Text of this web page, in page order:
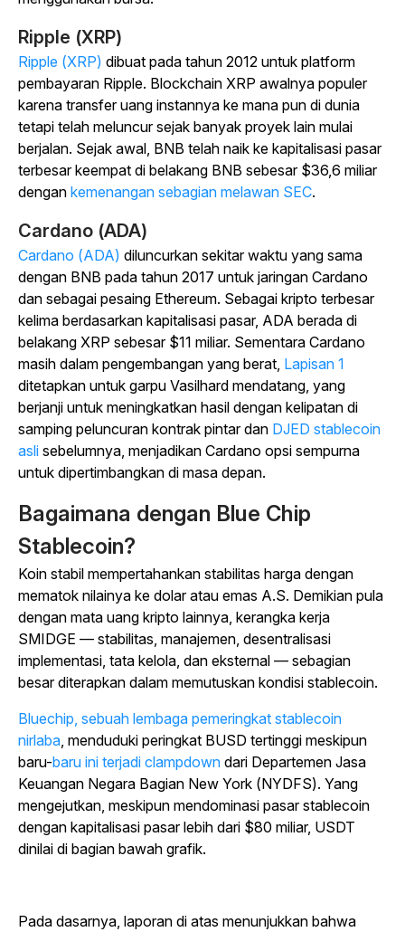
Ripple (XRP)
Ripple (XRP) dibuat pada tahun 2012 untuk platform
pembayaran Ripple. Blockchain XRP awalnya populer
karena transfer uang instannya ke mana pun di dunia
tetapi telah meluncur sejak banyak proyek lain mulai
berjalan. Sejak awal, BNB telah naik ke kapitalisasi pasar
terbesar keempat di belakang BNB sebesar $36,6 miliar
dengan kemenangan sebagian melawan SEC.
Cardano (ADA)
Cardano (ADA) diluncurkan sekitar waktu yang sama
dengan BNB pada tahun 2017 untuk jaringan Cardano
dan sebagai pesaing Ethereum. Sebagai kripto terbesar
kelima berdasarkan kapitalisasi pasar, ADA berada di
belakang XRP sebesar $11 miliar. Sementara Cardano
masih dalam pengembangan yang berat, Lapisan 1
ditetapkan untuk garpu Vasilhard mendatang, yang
berjanji untuk meningkatkan hasil dengan kelipatan di
samping peluncuran kontrak pintar dan DJED stablecoin
asli sebelumnya, menjadikan Cardano opsi sempurna
untuk dipertimbangkan di masa depan.
Bagaimana dengan Blue Chip
Stablecoin?
Koin stabil mempertahankan stabilitas harga dengan
mematok nilainya ke dolar atau emas A.S. Demikian pula
dengan mata uang kripto lainnya, kerangka kerja
SMIDGE — stabilitas, manajemen, desentralisasi
implementasi, tata kelola, dan eksternal — sebagian
besar diterapkan dalam memutuskan kondisi stablecoin.
Bluechip, sebuah lembaga pemeringkat stablecoin
nirlaba , menduduki peringkat BUSD tertinggi meskipun
baru-baru ini terjadi clampdown dari Departemen Jasa
Keuangan Negara Bagian New York (NYDFS). Yang
mengejutkan, meskipun mendominasi pasar stablecoin
dengan kapitalisasi pasar lebih dari $80 miliar, USDT
dinilai di bagian bawah grafik.
Pada dasarnya, laporan di atas menunjukkan bahwa